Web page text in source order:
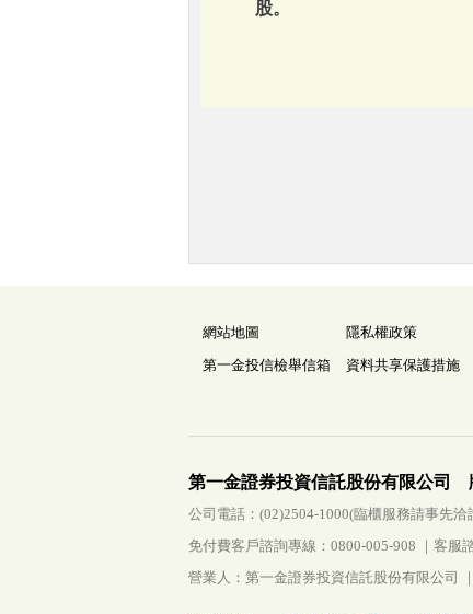
股。
網站地圖 隱私權政策
第一金投信檢舉信箱
資料共享保護措施
第一金證券投資信託股份有限公司
公司電話：(02)2504-1000(臨櫃服務請事先洽
免付費客戶諮詢專線：0800-005-908 ｜客服
營業人：第一金證券投資信託股份有限公司